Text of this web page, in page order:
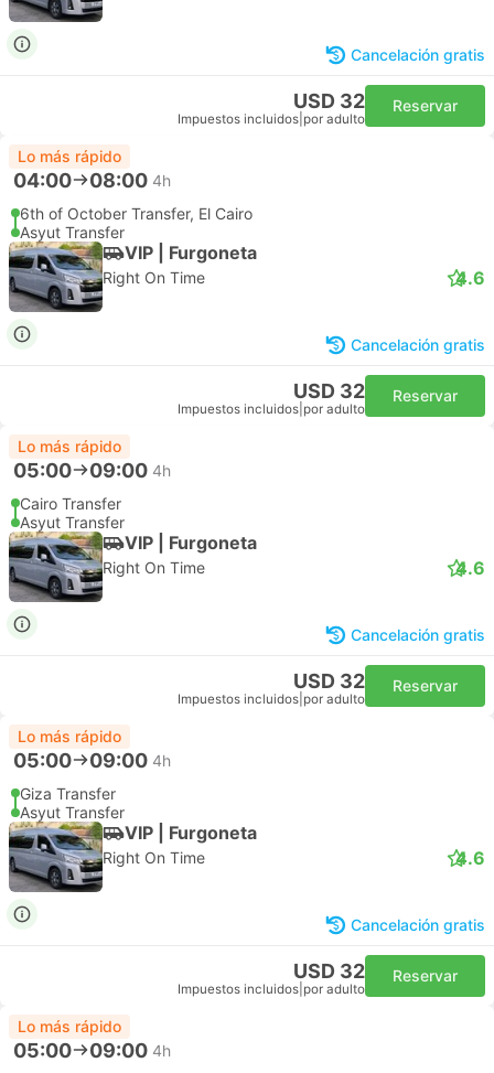
Cancelación gratis
USD 32
Impuestos incluidos por adulto
Reservar
Lo más rápido
04:00 08:00 4h
6th of October Transfer, El Cairo
Asyut Transfer
VIP | Furgoneta
Right On Time 4.6
Cancelación gratis
USD 32
Impuestos incluidos por adulto
Reservar
Lo más rápido
05:00 09:00 4h
Cairo Transfer
Asyut Transfer
VIP | Furgoneta
Right On Time 4.6
Cancelación gratis
USD 32
Impuestos incluidos por adulto
Reservar
Lo más rápido
05:00 09:00 4h
Giza Transfer
Asyut Transfer
VIP | Furgoneta
Right On Time 4.6
Cancelación gratis
USD 32
Impuestos incluidos por adulto
Reservar
Lo más rápido
05:00 09:00 4h